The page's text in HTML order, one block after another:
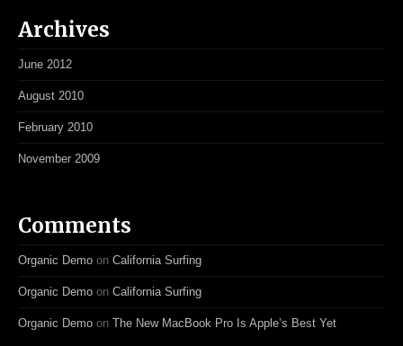
Archives
June 2012
August 2010
February 2010
November 2009
Comments
Organic Demo on California Surfing
Organic Demo on California Surfing
Organic Demo on The New MacBook Pro Is Apple’s Best Yet